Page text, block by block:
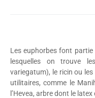
Les euphorbes font
lesquelles on trouve
variegatum), le ricin ou
utilitaires, comme le
l’Hevea, arbre dont le